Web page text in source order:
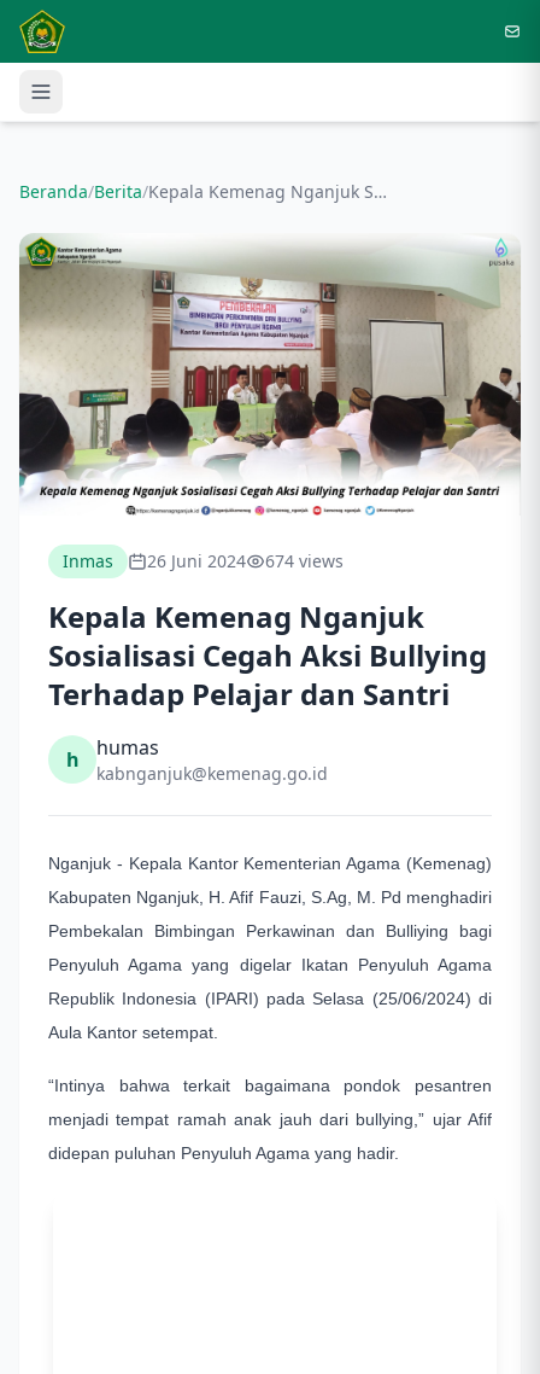
Langsung ke konten utama
Beranda/Berita/ Kepala Kemenag Nganjuk Sosialisasi Cegah Aksi Bullying Terhadap Pelajar dan Santri
Inmas 26 Juni 2024 674 views
Kepala Kemenag Nganjuk
Sosialisasi Cegah Aksi Bullying
Terhadap Pelajar dan Santri
h humas
kabnganjuk@kemenag.go.id
Nganjuk - Kepala Kantor Kementerian Agama (Kemenag)
Kabupaten Nganjuk, H. Afif Fauzi, S.Ag, M. Pd menghadiri
Pembekalan Bimbingan Perkawinan dan Bulliying bagi
Penyuluh Agama yang digelar Ikatan Penyuluh Agama
Republik Indonesia (IPARI) pada Selasa (25/06/2024) di
Aula Kantor setempat.
“Intinya bahwa terkait bagaimana pondok pesantren
menjadi tempat ramah anak jauh dari bullying,” ujar Afif
didepan puluhan Penyuluh Agama yang hadir.